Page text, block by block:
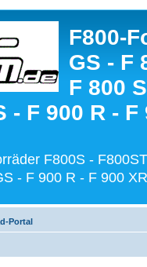
F800-
GS - F
F 800
- F 900 R - F
F800S -
- F 900 R - F 900
Portal